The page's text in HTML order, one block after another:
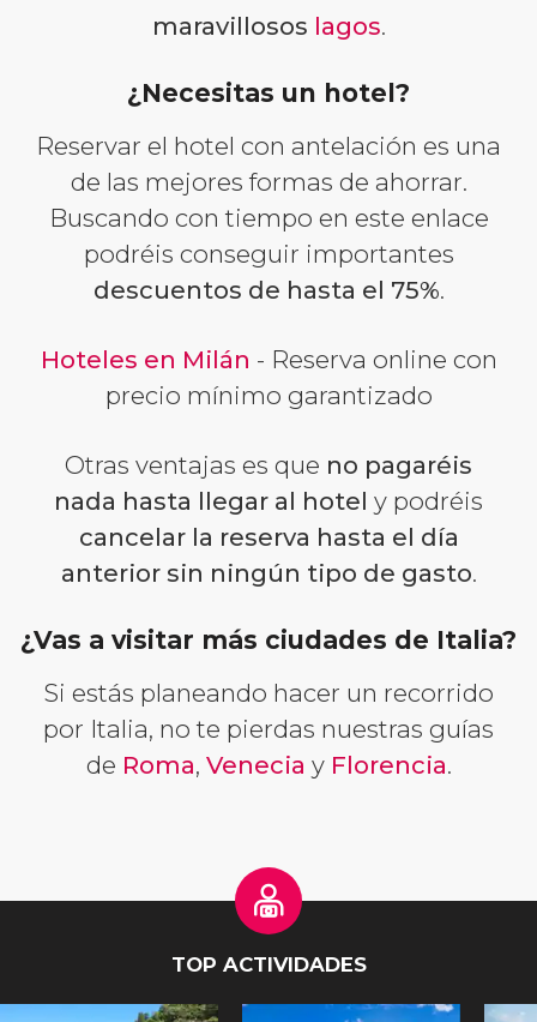
maravillosos lagos.
¿Necesitas un hotel?
Reservar el hotel con antelación es una
de las mejores formas de ahorrar.
Buscando con tiempo en este enlace
podréis conseguir importantes
descuentos de hasta el 75%.
Hoteles en Milán - Reserva online con
precio mínimo garantizado
Otras ventajas es que no pagaréis
nada hasta llegar al hotel y podréis
cancelar la reserva hasta el día
anterior sin ningún tipo de gasto.
¿Vas a visitar más ciudades de Italia?
Si estás planeando hacer un recorrido
por Italia, no te pierdas nuestras guías
de Roma, Venecia y Florencia.
TOP ACTIVIDADES